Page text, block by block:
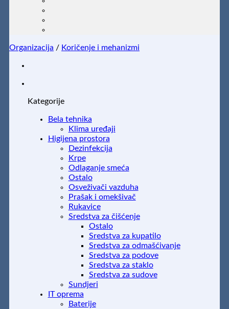
Organizacija / Koričenje i mehanizmi
Kategorije
Bela tehnika
Klima uređaji
Higijena prostora
Dezinfekcija
Krpe
Odlaganje smeća
Ostalo
Osveživači vazduha
Prašak i omekšivač
Rukavice
Sredstva za čišćenje
Ostalo
Sredstva za kupatilo
Sredstva za odmašćivanje
Sredstva za podove
Sredstva za staklo
Sredstva za sudove
Sundjeri
IT oprema
Baterije